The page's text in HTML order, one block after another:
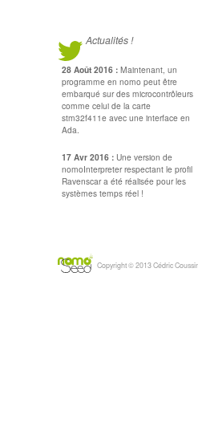
Actualités !
28 Août 2016 : Maintenant, un
programme en nomo peut être
embarqué sur des microcontrôleurs
comme celui de la carte
stm32f411e avec une interface en
Ada.
17 Avr 2016 : Une version de
nomoInterpreter respectant le profil
Ravenscar a été réalisée pour les
systèmes temps réel !
Copyright © 2013 Cédric